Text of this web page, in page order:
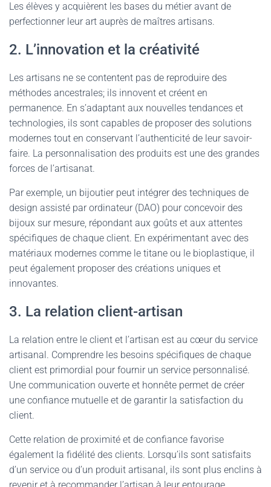
Les élèves y acquièrent les bases du métier avant de
perfectionner leur art auprès de maîtres artisans.
2. L’innovation et la créativité
Les artisans ne se contentent pas de reproduire des
méthodes ancestrales; ils innovent et créent en
permanence. En s’adaptant aux nouvelles tendances et
technologies, ils sont capables de proposer des solutions
modernes tout en conservant l’authenticité de leur savoir-
faire. La personnalisation des produits est une des grandes
forces de l’artisanat.
Par exemple, un bijoutier peut intégrer des techniques de
design assisté par ordinateur (DAO) pour concevoir des
bijoux sur mesure, répondant aux goûts et aux attentes
spécifiques de chaque client. En expérimentant avec des
matériaux modernes comme le titane ou le bioplastique, il
peut également proposer des créations uniques et
innovantes.
3. La relation client-artisan
La relation entre le client et l’artisan est au cœur du service
artisanal. Comprendre les besoins spécifiques de chaque
client est primordial pour fournir un service personnalisé.
Une communication ouverte et honnête permet de créer
une confiance mutuelle et de garantir la satisfaction du
client.
Cette relation de proximité et de confiance favorise
également la fidélité des clients. Lorsqu’ils sont satisfaits
d’un service ou d’un produit artisanal, ils sont plus enclins à